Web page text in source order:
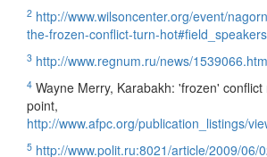
2 http://www.wilsoncenter.org/event/
the-frozen-conflict-turn-hot#field_speakers
3 http://www.regnum.ru/news/
4 Wayne Merry, Karabakh: 'frozen'
point,
http://www.afpc.org/publication_listings/
5 http://www.polit.ru:8021/article/2009/06/